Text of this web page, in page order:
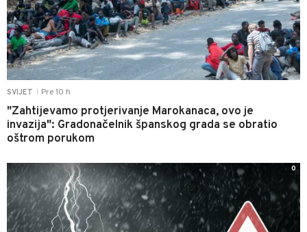
SVIJET Pre 10 h
"Zahtijevamo protjerivanje Marokanaca, ovo je
invazija": Gradonačelnik španskog grada se obratio
oštrom porukom
0